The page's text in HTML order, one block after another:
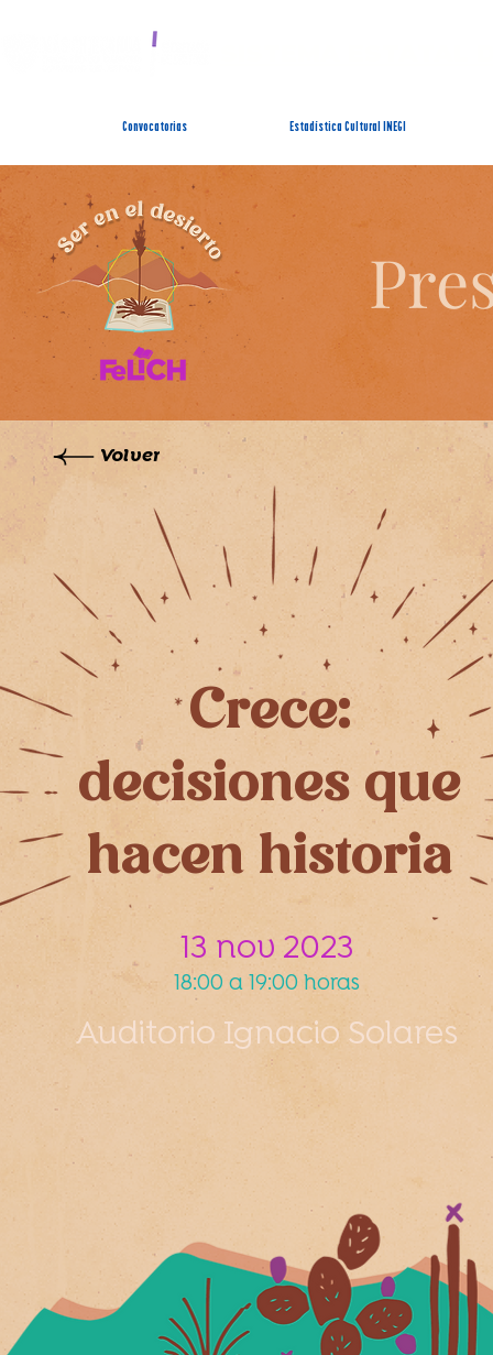
Convocatorias Estadística Cultural INEGI
Volver
Crece:
decisiones que
hacen historia
13 nov 2023
18:00 a 19:00 horas
Auditorio Ignacio Solares